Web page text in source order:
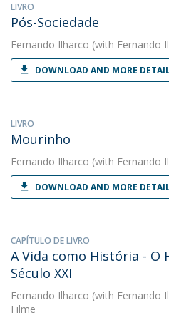
LIVRO
Pós-Sociedade
Fernando Ilharco (with Fernando
DOWNLOAD AND MORE
LIVRO
Mourinho
Fernando Ilharco (with Fernando
DOWNLOAD AND MORE
CAPÍTULO DE LIVRO
A Vida como História - O
Século XXI
Fernando Ilharco (with Fernando
Filme